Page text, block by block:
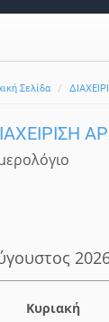
Σελίδα
Κυριακή